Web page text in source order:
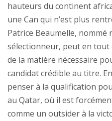
hauteurs du continent
une Can qui n’est plus
Patrice Beaumelle, nommé
sélectionneur, peut en tout
de la matière nécessaire
candidat crédible au titre.
penser à la qualification
au Qatar, où il est
comme un outsider à la